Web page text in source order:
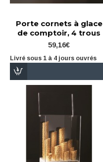
Porte cornets à glace
de comptoir, 4 trous
59,16€
Livré sous 1 à 4 jours ouvrés